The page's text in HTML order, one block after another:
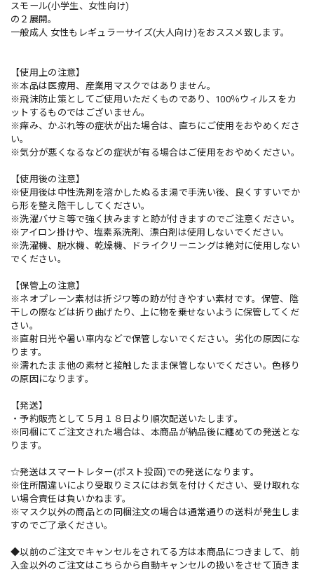
スモール(小学生、女性向け)
の２展開。
一般成人 女性もレギュラーサイズ(大人向け)をおススメ致します。
【使用上の注意】
※本品は医療用、産業用マスクではありません。
※飛沫防止策としてご使用いただくものであり、100％ウィルスをカ
ットするものではございません。
※痒み、かぶれ等の症状が出た場合は、直ちにご使用をおやめくださ
い。
※気分が悪くなるなどの症状が有る場合はご使用をおやめください。
【使用後の注意】
※使用後は中性洗剤を溶かしたぬるま湯で手洗い後、良くすすいでか
ら形を整え陰干ししてください。
※洗濯バサミ等で強く挟みますと跡が付きますのでご注意ください。
※アイロン掛けや、塩素系洗剤、漂白剤は使用しないでください。
※洗濯機、脱水機、乾燥機、ドライクリーニングは絶対に使用しない
でください。
【保管上の注意】
※ネオプレーン素材は折ジワ等の跡が付きやすい素材です。保管、陰
干しの際などは折り曲げたり、上に物を乗せないように保管してくだ
さい。
※直射日光や暑い車内などで保管しないでください。劣化の原因にな
ります。
※濡れたまま他の素材と接触したまま保管しないでください。色移り
の原因になります。
【発送】
・予約販売として５月１８日より順次配送いたします。
※同梱にてご注文された場合は、本商品が納品後に纏めての発送とな
ります。
☆発送はスマートレター(ポスト投函)での発送になります。
※住所間違いにより受取りミスにはお気を付けください、受け取れな
い場合責任は負いかねます。
※マスク以外の商品との同梱注文の場合は通常通りの送料が発生しま
すのでご了承ください。
◆以前のご注文でキャンセルをされてる方は本商品につきまして、前
入金以外のご注文はこちらから自動キャンセルの扱いをさせて頂きま